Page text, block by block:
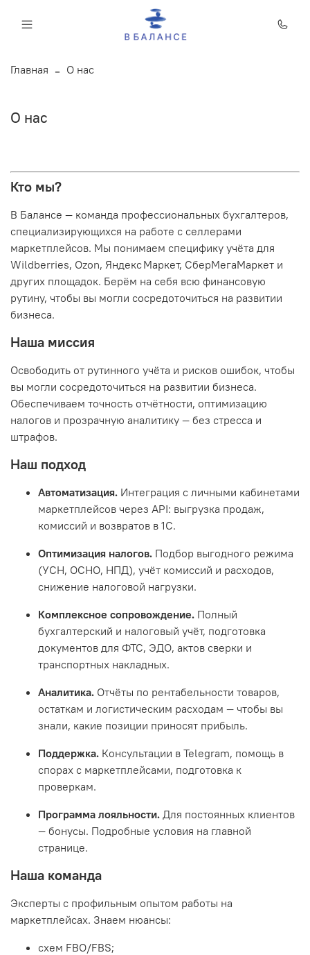
Главная О нас
О нас
Кто мы?
В Балансе — команда профессиональных бухгалтеров,
специализирующихся на работе с селлерами
маркетплейсов. Мы понимаем специфику учёта для
Wildberries, Ozon, Яндекс Маркет, СберМегаМаркет и
других площадок. Берём на себя всю финансовую
рутину, чтобы вы могли сосредоточиться на развитии
бизнеса.
Наша миссия
Освободить от рутинного учёта и рисков ошибок, чтобы
вы могли сосредоточиться на развитии бизнеса.
Обеспечиваем точность отчётности, оптимизацию
налогов и прозрачную аналитику — без стресса и
штрафов.
Наш подход
Автоматизация. Интеграция с личными кабинетами
маркетплейсов через API: выгрузка продаж,
комиссий и возвратов в 1С.
Оптимизация налогов. Подбор выгодного режима
(УСН, ОСНО, НПД), учёт комиссий и расходов,
снижение налоговой нагрузки.
Комплексное сопровождение. Полный
бухгалтерский и налоговый учёт, подготовка
документов для ФТС, ЭДО, актов сверки и
транспортных накладных.
Аналитика. Отчёты по рентабельности товаров,
остаткам и логистическим расходам — чтобы вы
знали, какие позиции приносят прибыль.
Поддержка. Консультации в Telegram, помощь в
спорах с маркетплейсами, подготовка к
проверкам.
Программа лояльности. Для постоянных клиентов
— бонусы. Подробные условия на главной
странице.
Наша команда
Эксперты с профильным опытом работы на
маркетплейсах. Знаем нюансы:
схем FBO/FBS;